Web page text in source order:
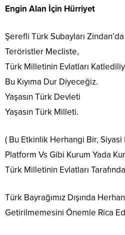
Engin Alan İçin Hürriyet
Şerefli Türk Subayları Zindan’da
Teröristler Mecliste,
Türk Milletinin Evlatları
Bu Kıyıma Dur Diyeceğiz.
Yaşasın Türk Devleti
Yaşasın Türk Milleti.
( Bu Etkinlik Herhangi Bir, Siyasi
Platform Vs Gibi Kurum Yada
Türk Milletinin Evlatları
Türk Bayrağımız Dışında
Getirilmemesini Önemle Rica